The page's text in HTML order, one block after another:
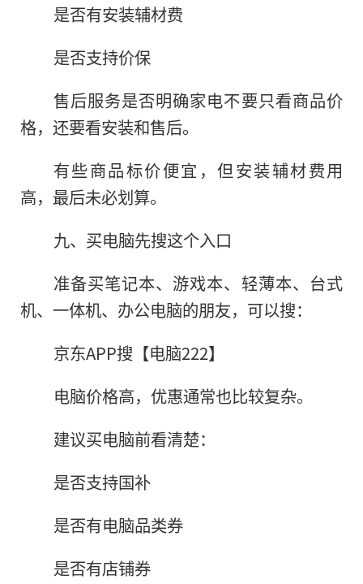
是否有安装辅材费
是否支持价保
售后服务是否明确家电不要只看商品价
格，还要看安装和售后。
有些商品标价便宜，但安装辅材费用
高，最后未必划算。
九、买电脑先搜这个入口
准备买笔记本、游戏本、轻薄本、台式
机、一体机、办公电脑的朋友，可以搜：
京东APP搜【电脑222】
电脑价格高，优惠通常也比较复杂。
建议买电脑前看清楚：
是否支持国补
是否有电脑品类券
是否有店铺券